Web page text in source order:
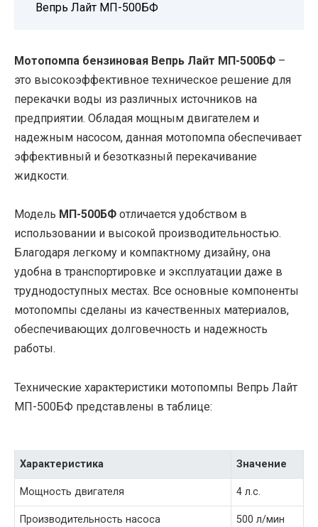
Вепрь Лайт МП-500БФ
Мотопомпа бензиновая Вепрь Лайт МП-500БФ –
это высокоэффективное техническое решение для
перекачки воды из различных источников на
предприятии. Обладая мощным двигателем и
надежным насосом, данная мотопомпа обеспечивает
эффективный и безотказный перекачивание
жидкости.
Модель МП-500БФ отличается удобством в
использовании и высокой производительностью.
Благодаря легкому и компактному дизайну, она
удобна в транспортировке и эксплуатации даже в
труднодоступных местах. Все основные компоненты
мотопомпы сделаны из качественных материалов,
обеспечивающих долговечность и надежность
работы.
Технические характеристики мотопомпы Вепрь Лайт
МП-500БФ представлены в таблице:
Характеристика Значение
Мощность двигателя 4 л.с.
Производительность насоса 500 л/мин